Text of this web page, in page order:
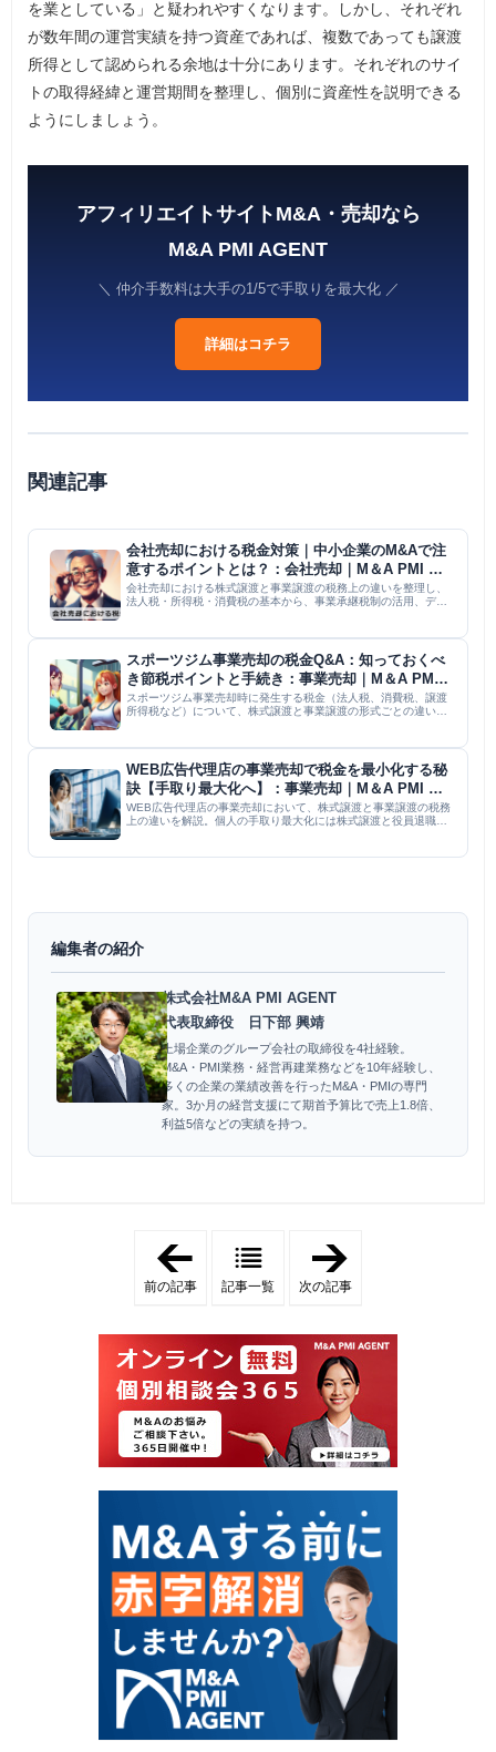
を業としている」と疑われやすくなります。しかし、それぞれ
が数年間の運営実績を持つ資産であれば、複数であっても譲渡
所得として認められる余地は十分にあります。それぞれのサイ
トの取得経緯と運営期間を整理し、個別に資産性を説明できる
ようにしましょう。
アフィリエイトサイトM&A・売却なら
M&A PMI AGENT
＼ 仲介手数料は大手の1/5で手取りを最大化 ／
詳細はコチラ
関連記事
会社売却における税金対策｜中小企業のM&Aで注
意するポイントとは？：会社売却｜M＆A PMI コ
ラム
会社売却における株式譲渡と事業譲渡の税務上の違いを整理し、
法人税・所得税・消費税の基本から、事業承継税制の活用、デュ
期相談の重...
スポーツジム事業売却の税金Q&A：知っておくべ
き節税ポイントと手続き：事業売却｜M＆A PMI
コラム
スポーツジム事業売却時に発生する税金（法人税、消費税、譲渡
所得税など）について、株式譲渡と事業譲渡の形式ごとの違い、
し、税務...
WEB広告代理店の事業売却で税金を最小化する秘
訣【手取り最大化へ】：事業売却｜M＆A PMI コ
ラム
WEB広告代理店の事業売却において、株式譲渡と事業譲渡の税務
上の違いを解説。個人の手取り最大化には株式譲渡と役員退職金
タイミ...
編集者の紹介
株式会社M&A PMI AGENT
代表取締役 日下部 興靖
上場企業のグループ会社の取締役を4社経験。
M&A・PMI業務・経営再建業務などを10年経験し、
多くの企業の業績改善を行ったM&A・PMIの専門
家。3か月の経営支援にて期首予算比で売上1.8倍、
利益5倍などの実績を持つ。
イ
ト
サ
イ
ト
売
で
個
人
業
主
が
高
値
を
掴
む
戦
略
｜
税
務
と
前の記事 記事一覧
イ
売
却
の
ベ
ス
タ
イ
ミ
ン
グ
は
？
相
場
と
コ
次の記事